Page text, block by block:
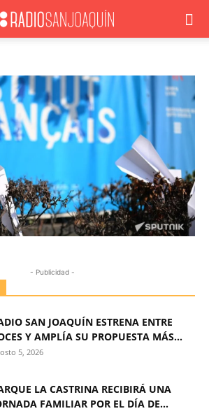
- Publicidad -
SAN JOAQUÍN ESTRENA ENTRE
Y AMPLÍA SU PROPUESTA MÁS...
5, 2026
LA CASTRINA RECIBIRÁ UNA
FAMILIAR POR EL DÍA DE...